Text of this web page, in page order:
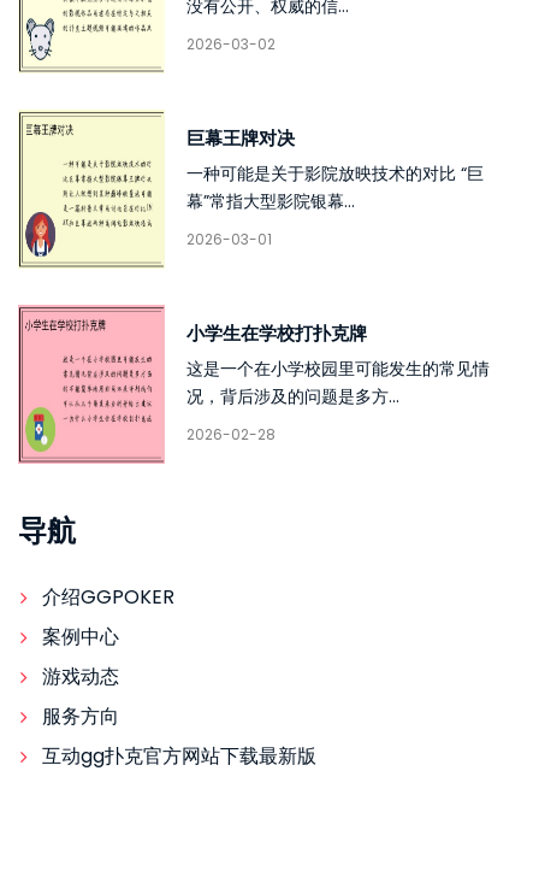
没有公开、权威的信...
2026-03-02
巨幕王牌对决
一种可能是关于影院放映技术的对比 “巨
幕”常指大型影院银幕...
2026-03-01
小学生在学校打扑克牌
这是一个在小学校园里可能发生的常见情
况，背后涉及的问题是多方...
2026-02-28
导航
介绍GGPOKER
案例中心
游戏动态
服务方向
互动gg扑克官方网站下载最新版